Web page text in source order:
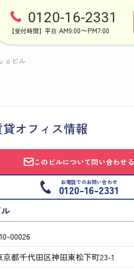
0120-16-2331
【受付時間】平日 AM9:00〜PM7:00
ｏビル
オフィス情報
このビルについて問い合わせる
お電話でのお問い合わせ
0120-16-2331
​00026
京都千代田区神田東松下町23-1